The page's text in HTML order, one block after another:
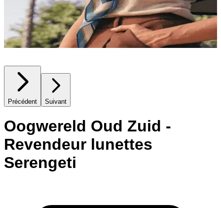
Précédent Suivant
Oogwereld Oud Zuid -
Revendeur lunettes
Serengeti